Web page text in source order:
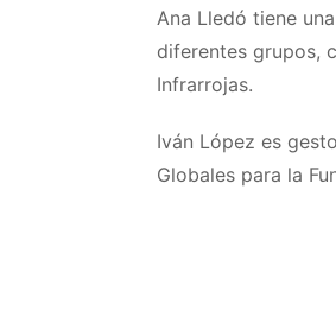
Ana Lledó tiene
diferentes grupos,
Infrarrojas.
Iván López es
Globales para la